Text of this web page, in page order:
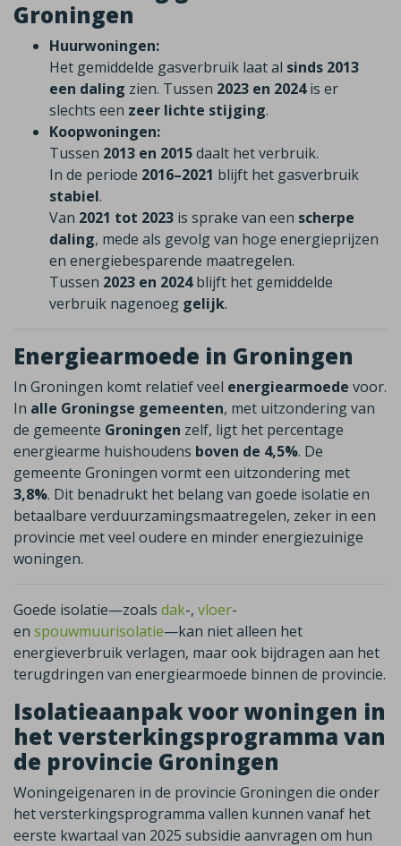
Groningen
Huurwoningen:
Het gemiddelde gasverbruik laat al sinds 2013
een daling zien. Tussen 2023 en 2024is er
slechts een zeer lichte stijging.
Koopwoningen:
Tussen 2013 en 2015daalt het verbruik.
In de periode 2016–2021 blijft het gasverbruik
stabiel.
Van 2021 tot 2023 is sprake van een scherpe
daling, mede als gevolg van hoge energieprijzen
en energiebesparende maatregelen.
Tussen 2023 en 2024blijft het gemiddelde
verbruik nagenoeg gelijk.
Energiearmoede in Groningen
In Groningen komt relatief veel energiearmoede voor.
In alle Groningse gemeenten, met uitzondering van
de gemeente Groningen zelf, ligt het percentage
energiearme huishoudens boven de 4,5%. De
gemeente Groningen vormt een uitzondering met
3,8%. Dit benadrukt het belang van goede isolatie en
betaalbare verduurzamingsmaatregelen, zeker in een
provincie met veel oudere en minder energiezuinige
woningen.
Goede isolatie—zoals dak-, vloer-
en spouwmuurisolatie—kan niet alleen het
energieverbruik verlagen, maar ook bijdragen aan het
terugdringen van energiearmoede binnen de provincie.
Isolatieaanpak voor woningen in
het versterkingsprogramma van
de provincie Groningen
Woningeigenaren in de provincie Groningen die onder
het versterkingsprogramma vallen kunnen vanaf het
eerste kwartaal van 2025 subsidie aanvragen om hun